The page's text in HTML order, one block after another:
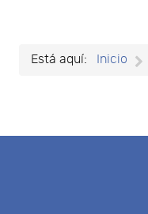
Está aquí: Inicio